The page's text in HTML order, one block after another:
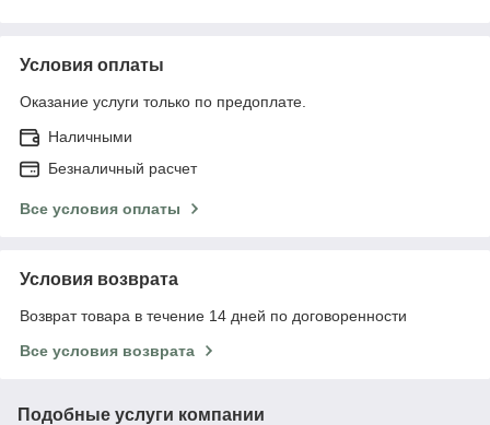
Условия оплаты
Оказание услуги только по предоплате.
Наличными
Безналичный расчет
Все условия оплаты
Условия возврата
Возврат товара в течение 14 дней по договоренности
Все условия возврата
Подобные услуги компании